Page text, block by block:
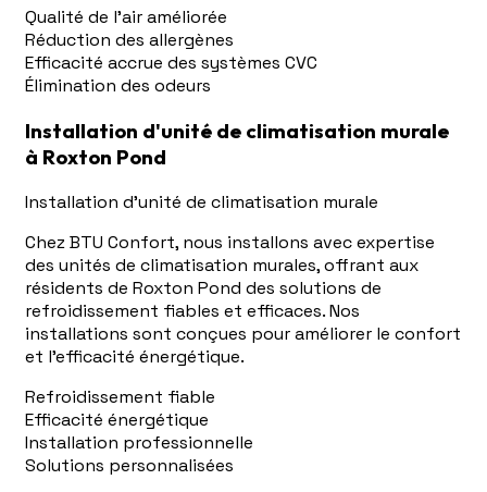
Qualité de l'air améliorée
Réduction des allergènes
Efficacité accrue des systèmes CVC
Élimination des odeurs
Installation d'unité de climatisation murale
à Roxton Pond
Installation d'unité de climatisation murale
Chez BTU Confort, nous installons avec expertise
des unités de climatisation murales, offrant aux
résidents de Roxton Pond des solutions de
refroidissement fiables et efficaces. Nos
installations sont conçues pour améliorer le confort
et l'efficacité énergétique.
Refroidissement fiable
Efficacité énergétique
Installation professionnelle
Solutions personnalisées